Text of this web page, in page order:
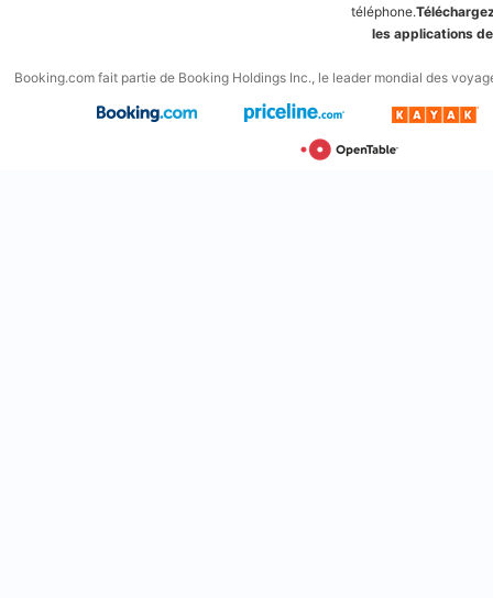
téléphone.
les applications
Booking.com fait partie de Booking Holdings Inc., le leader mondial des